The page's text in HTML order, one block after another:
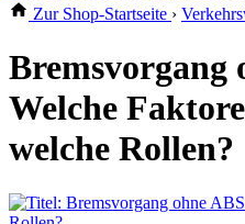
Zur Shop-Startseite ›
Bremsvorgang
Welche
welche Rollen?